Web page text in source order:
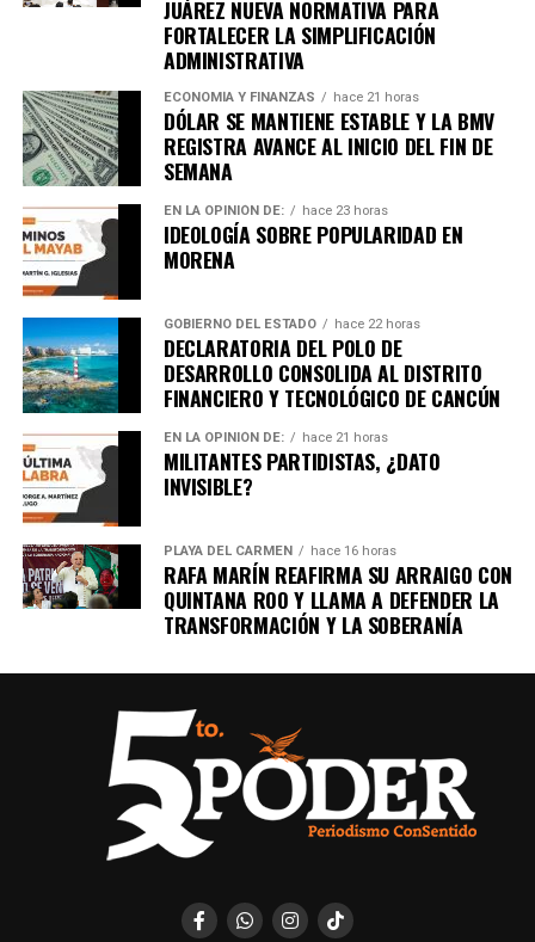
Unirme al canal de WhatsApp
JUÁREZ NUEVA NORMATIVA PARA
FORTALECER LA SIMPLIFICACIÓN
ADMINISTRATIVA
ECONOMÍA Y FINANZAS hace 21 horas
DÓLAR SE MANTIENE ESTABLE Y LA BMV
REGISTRA AVANCE AL INICIO DEL FIN DE
SEMANA
EN LA OPINIÓN DE: hace 23 horas
IDEOLOGÍA SOBRE POPULARIDAD EN
MORENA
GOBIERNO DEL ESTADO hace 22 horas
DECLARATORIA DEL POLO DE
DESARROLLO CONSOLIDA AL DISTRITO
FINANCIERO Y TECNOLÓGICO DE CANCÚN
EN LA OPINIÓN DE: hace 21 horas
MILITANTES PARTIDISTAS, ¿DATO
INVISIBLE?
PLAYA DEL CARMEN hace 16 horas
RAFA MARÍN REAFIRMA SU ARRAIGO CON
QUINTANA ROO Y LLAMA A DEFENDER LA
TRANSFORMACIÓN Y LA SOBERANÍA